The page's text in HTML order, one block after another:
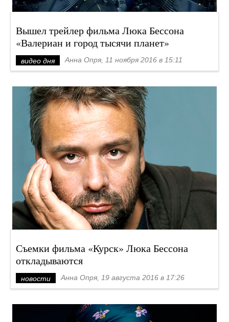
Вышел трейлер фильма Люка Бессона
«Валериан и город тысячи планет»
видео дня Анна Опря, 11 ноября 2016 в 15:11
Съемки фильма «Курск» Люка Бессона
откладываются
новости Анна Опря, 19 августа 2016 в 17:26